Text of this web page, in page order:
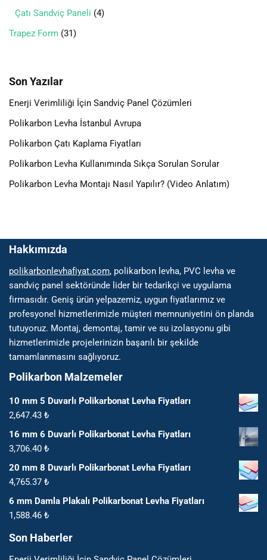
Çatı Sandviç Paneli 4
Trapez Form 31
Son Yazılar
Enerji Verimliliği İçin Sandviç Panel Çözümleri
Polikarbon Levha İstanbul Avrupa
Polikarbon Çatı Kaplama Fiyatları
Polikarbon Levha Kullanımında Sıkça Sorulan Sorular
Polikarbon Levha Montajı Nasıl Yapılır? (Video Anlatım)
Hakkımızda
polikarbonlevhafiyat.com, polikarbon levha, PVC levha ve
sandviç panel sektöründe lider bir tedarikçi ve uygulama
firmasıdır. Geniş ürün yelpazemiz, uygun fiyatlarımız ve
profesyonel hizmetlerimizle müşteri memnuniyetini ön planda
tutuyoruz. Montaj, demontaj, tamir ve su izolasyonu gibi
hizmetlerimizle projelerinizin başarılı bir şekilde
tamamlanmasını sağlıyoruz.
Polikarbon Malzemeler
10 mm 5 Duvarlı Polikarbonat Levha Fiyatları
2,647.43 ₺
16 mm 6 Duvarlı Polikarbonat Levha Fiyatları
3,706.40 ₺
20 mm 8 Duvarlı Polikarbonat Levha Fiyatları
4,765.37 ₺
6 mm Damla Plakalı Polikarbonat Levha Fiyatları
1,588.46 ₺
Son Haberler